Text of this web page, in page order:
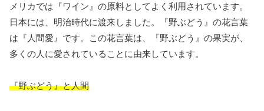
メリカでは『ワイン』の原料としてよく利用されています。
日本には、明治時代に渡来しました。『野ぶどう』の花言葉
は『人間愛』です。この花言葉は、『野ぶどう』の果実が、
多くの人に愛されていることに由来しています。
『野ぶどう』と人間